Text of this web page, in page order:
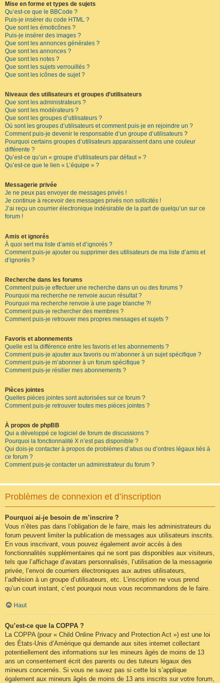
Mise en forme et types de sujets
Qu’est-ce que le BBCode ?
Puis-je insérer du code HTML ?
Que sont les émoticônes ?
Puis-je insérer des images ?
Que sont les annonces générales ?
Que sont les annonces ?
Que sont les notes ?
Que sont les sujets verrouillés ?
Que sont les icônes de sujet ?
Niveaux des utilisateurs et groupes d’utilisateurs
Que sont les administrateurs ?
Que sont les modérateurs ?
Que sont les groupes d’utilisateurs ?
Où sont les groupes d’utilisateurs et comment puis-je en rejoindre un ?
Comment puis-je devenir le responsable d’un groupe d’utilisateurs ?
Pourquoi certains groupes d’utilisateurs apparaissent dans une couleur
différente ?
Qu’est-ce qu’un « groupe d’utilisateurs par défaut » ?
Qu’est-ce que le lien « L’équipe » ?
Messagerie privée
Je ne peux pas envoyer de messages privés !
Je continue à recevoir des messages privés non sollicités !
J’ai reçu un courrier électronique indésirable de la part de quelqu’un sur ce
forum !
Amis et ignorés
À quoi sert ma liste d’amis et d’ignorés ?
Comment puis-je ajouter ou supprimer des utilisateurs de ma liste d’amis et
d’ignorés ?
Recherche dans les forums
Comment puis-je effectuer une recherche dans un ou des forums ?
Pourquoi ma recherche ne renvoie aucun résultat ?
Pourquoi ma recherche renvoie à une page blanche ?!
Comment puis-je rechercher des membres ?
Comment puis-je retrouver mes propres messages et sujets ?
Favoris et abonnements
Quelle est la différence entre les favoris et les abonnements ?
Comment puis-je ajouter aux favoris ou m’abonner à un sujet spécifique ?
Comment puis-je m’abonner à un forum spécifique ?
Comment puis-je résilier mes abonnements ?
Pièces jointes
Quelles pièces jointes sont autorisées sur ce forum ?
Comment puis-je retrouver toutes mes pièces jointes ?
À propos de phpBB
Qui a développé ce logiciel de forum de discussions ?
Pourquoi la fonctionnalité X n’est pas disponible ?
Qui dois-je contacter à propos de problèmes d’abus ou d’ordres légaux liés à
ce forum ?
Comment puis-je contacter un administrateur du forum ?
Problèmes de connexion et d’inscription
Pourquoi ai-je besoin de m’inscrire ?
Vous n’êtes pas dans l’obligation de le faire, mais les administrateurs du
forum peuvent limiter la publication de messages aux utilisateurs inscrits.
En vous inscrivant, vous pouvez également avoir accès à des
fonctionnalités supplémentaires qui ne sont pas disponibles aux visiteurs,
tels que l’affichage d’avatars personnalisés, l’utilisation de la messagerie
privée, l’envoi de courriers électroniques aux autres utilisateurs,
l’adhésion à un groupe d’utilisateurs, etc. L’inscription ne vous prend
qu’un court instant, c’est pourquoi nous vous recommandons de le faire.
Haut
Qu’est-ce que la COPPA ?
La COPPA (pour « Child Online Privacy and Protection Act ») est une loi
des États-Unis d’Amérique qui demande aux sites internet collectant
potentiellement des informations sur les mineurs âgés de moins de 13
ans un consentement écrit des parents ou des tuteurs légaux des
mineurs concernés. Si vous ne savez pas si cette loi s’applique
également aux mineurs âgés de moins de 13 ans inscrits sur votre forum,